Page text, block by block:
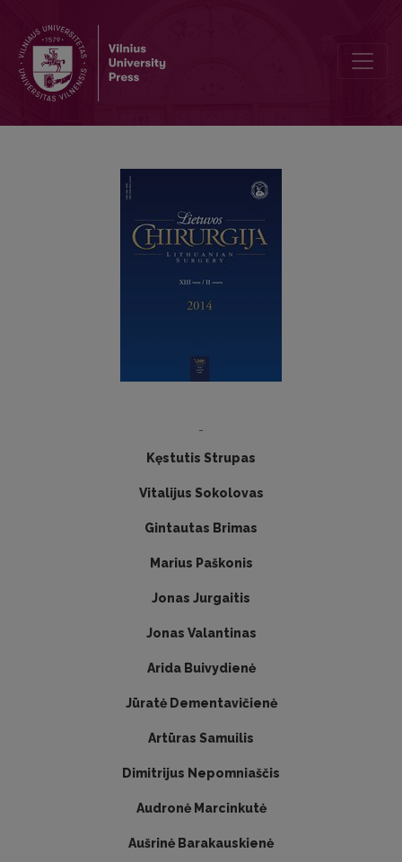
-
Kęstutis Strupas
Vitalijus Sokolovas
Gintautas Brimas
Marius Paškonis
Jonas Jurgaitis
Jonas Valantinas
Arida Buivydienė
Jūratė Dementavičienė
Artūras Samuilis
Dimitrijus Nepomniaščis
Audronė Marcinkutė
Aušrinė Barakauskienė